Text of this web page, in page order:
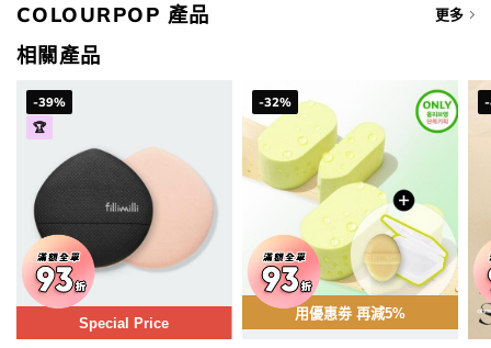
COLOURPOP 產品 更多
相關產品
-39%
🏆
Special Price
-32%
用優惠劵 再減5%